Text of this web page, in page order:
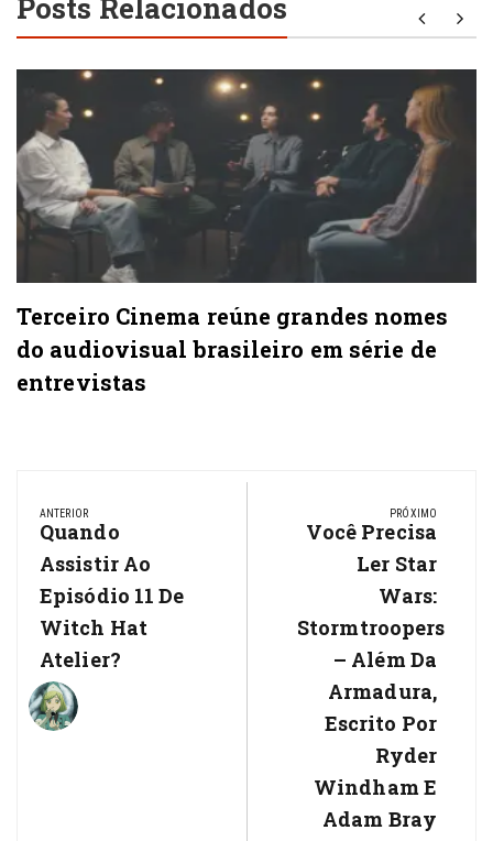
Terceiro Cinema reúne grandes nomes
do audiovisual brasileiro em série de
entrevistas
de
Post
ANTERIOR
Previous
Post:
Quando
Assistir Ao
Episódio 11 De
Witch Hat
Atelier?
PRÓXIMO
Next
Você Precisa
Ler Star
Wars:
Stormtroopers
– Além Da
Armadura,
Escrito Por
Ryder
Windham E
Adam Bray